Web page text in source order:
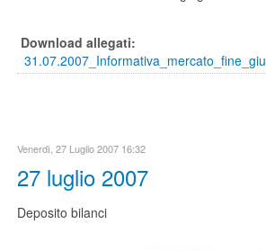
Download allegati:
Venerdì, 27 Luglio 2007 16:32
27 luglio 2007
Deposito bilanci